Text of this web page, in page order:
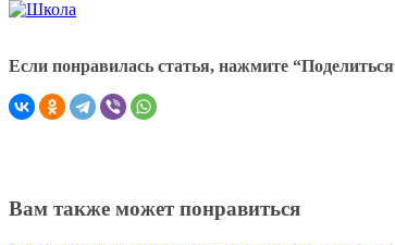
Если понравилась статья, нажмите
Вам также может понравиться